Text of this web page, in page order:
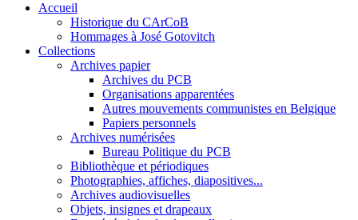
Accueil
Historique du CArCoB
Hommages à José Gotovitch
Collections
Archives papier
Archives du PCB
Organisations apparentées
Autres mouvements communistes en Belgique
Papiers personnels
Archives numérisées
Bureau Politique du PCB
Bibliothèque et périodiques
Photographies, affiches, diapositives...
Archives audiovisuelles
Objets, insignes et drapeaux